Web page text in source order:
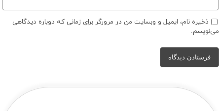
ذخیره نام، ایمیل و وبسایت من در مرورگر برای زمانی که دوباره دیدگاهی
می‌نویسم.